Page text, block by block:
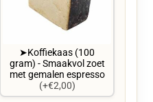
➤Koffiekaas (100
gram) - Smaakvol zoet
met gemalen espresso
(+€2,00)